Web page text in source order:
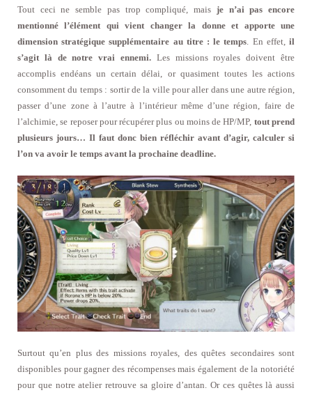
Tout ceci ne semble pas trop compliqué, mais je n’ai pas encore
mentionné l’élément qui vient changer la donne et apporte une
dimension stratégique supplémentaire au titre : le temps. En effet,il
s’agit là de notre vrai ennemi. Les missions royales doivent être
accomplis endéans un certain délai, or quasiment toutes les actions
consomment du temps : sortir de la ville pour aller dans une autre région,
passer d’une zone à l’autre à l’intérieur même d’une région, faire de
l’alchimie, se reposer pour récupérer plus ou moins de HP/MP, tout prend
plusieurs jours… Il faut donc bien réfléchir avant d’agir, calculer si
l’on va avoir le temps avant la prochaine deadline.
Surtout qu’en plus des missions royales, des quêtes secondaires sont
disponibles pour gagner des récompenses mais également de la notoriété
pour que notre atelier retrouve sa gloire d’antan. Or ces quêtes là aussi